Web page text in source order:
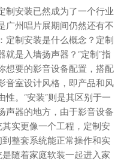
制安装已然成为了一个行业
广州唱片展期间仍然还有不
定制安装是什么概念？定制
就是入墙扬声器？“定制”指
想要的影音设备配置，搭配
音室设计风格，即产品和风
性。“安装”则是其区别于一
声器的地方，由于影音设备
实更像一个工程，定制安
整套系统能正常操作和实
随着家庭软装一起进入家